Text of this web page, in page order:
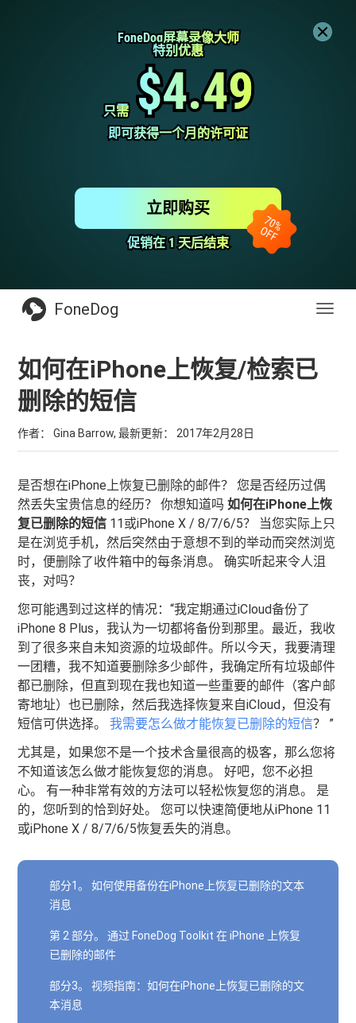
FoneDog屏幕录像大师
FoneDog屏幕录像大师
特别优惠
特别优惠
只需
只需 $4.49
$4.49
即可获得一个月的许可证
即可获得一个月的许可证
促销在 1 天后结束
促销在 1 天后结束
立即购买
FoneDog
如何在iPhone上恢复/检索已
删除的短信
作者： Gina Barrow, 最新更新： 2017年2月28日
是否想在iPhone上恢复已删除的邮件？ 您是否经历过偶
然丢失宝贵信息的经历？ 你想知道吗如何在iPhone上恢
复已删除的短信 11或iPhone X / 8/7/6/5？ 当您实际上只
是在浏览手机，然后突然由于意想不到的举动而突然浏览
时，便删除了收件箱中的每条消息。 确实听起来令人沮
丧，对吗？
您可能遇到过这样的情况：“我定期通过iCloud备份了
iPhone 8 Plus，我认为一切都将备份到那里。最近，我收
到了很多来自未知资源的垃圾邮件。所以今天，我要清理
一团糟，我不知道要删除多少邮件，我确定所有垃圾邮件
都已删除，但直到现在我也知道一些重要的邮件（客户邮
寄地址）也已删除，然后我选择恢复来自iCloud，但没有
短信可供选择。我需要怎么做才能恢复已删除的短信？ ”
尤其是，如果您不是一个技术含量很高的极客，那么您将
不知道该怎么做才能恢复您的消息。 好吧，您不必担
心。 有一种非常有效的方法可以轻松恢复您的消息。 是
的，您听到的恰到好处。 您可以快速简便地从iPhone 11
或iPhone X / 8/7/6/5恢复丢失的消息。
部分1。 如何使用备份在iPhone上恢复已删除的文本
消息
第 2 部分。 通过 FoneDog Toolkit 在 iPhone 上恢复
已删除的邮件
部分3。 视频指南：如何在iPhone上恢复已删除的文
本消息